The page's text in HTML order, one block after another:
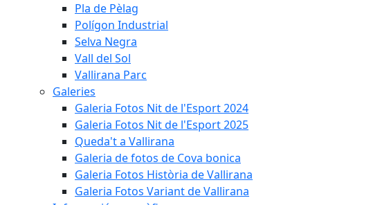
Pla de Pèlag
Polígon Industrial
Selva Negra
Vall del Sol
Vallirana Parc
Galeries
Galeria Fotos Nit de l'Esport 2024
Galeria Fotos Nit de l'Esport 2025
Queda't a Vallirana
Galeria de fotos de Cova bonica
Galeria Fotos Història de Vallirana
Galeria Fotos Variant de Vallirana